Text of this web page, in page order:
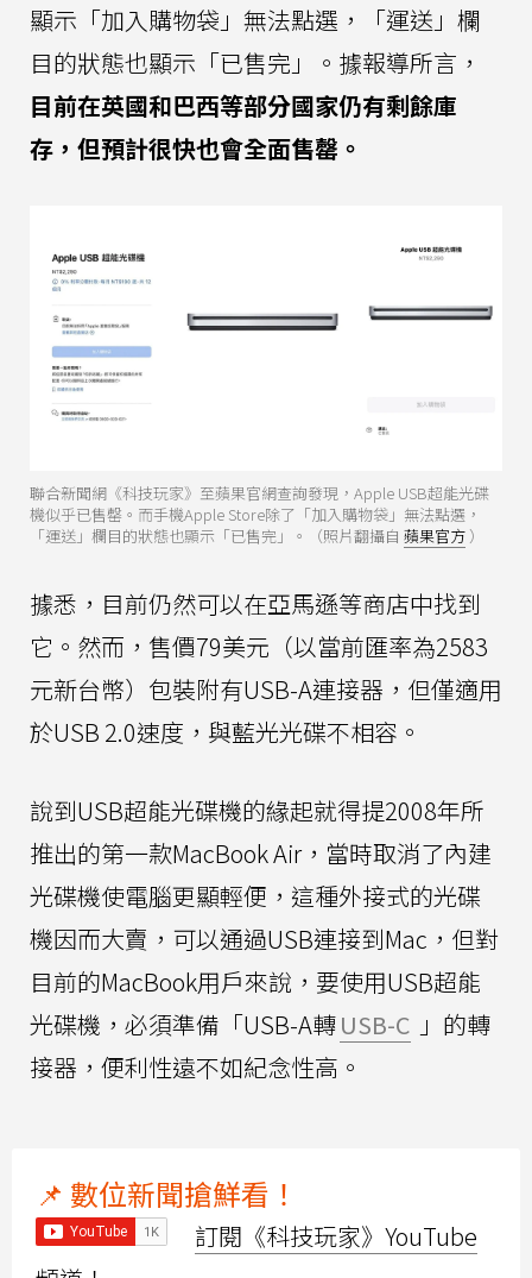
顯示「加入購物袋」無法點選，「運送」欄
目的狀態也顯示「已售完」。據報導所言，
目前在英國和巴西等部分國家仍有剩餘庫
存，但預計很快也會全面售罄。
聯合新聞網《科技玩家》至蘋果官網查詢發現，Apple USB超能光碟
機似乎已售罄。而手機Apple Store除了「加入購物袋」無法點選，
「運送」欄目的狀態也顯示「已售完」。（照片翻攝自 蘋果官方 ）
據悉，目前仍然可以在亞馬遜等商店中找到
它。然而，售價79美元（以當前匯率為2583
元新台幣）包裝附有USB-A連接器，但僅適用
於USB 2.0速度，與藍光光碟不相容。
說到USB超能光碟機的緣起就得提2008年所
推出的第一款MacBook Air，當時取消了內建
光碟機使電腦更顯輕便，這種外接式的光碟
機因而大賣，可以通過USB連接到Mac，但對
目前的MacBook用戶來說，要使用USB超能
光碟機，必須準備「USB-A轉USB-C 」的轉
接器，便利性遠不如紀念性高。
📌 數位新聞搶鮮看！
訂閱《科技玩家》YouTube